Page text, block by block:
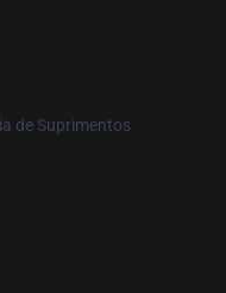
de Suprimentos